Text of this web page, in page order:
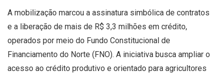
A mobilização marcou a assinatura simbólica de contratos
e a liberação de mais de R$ 3,3 milhões em crédito,
operados por meio do Fundo Constitucional de
Financiamento do Norte (FNO). A iniciativa busca ampliar o
acesso ao crédito produtivo e orientado para agricultores